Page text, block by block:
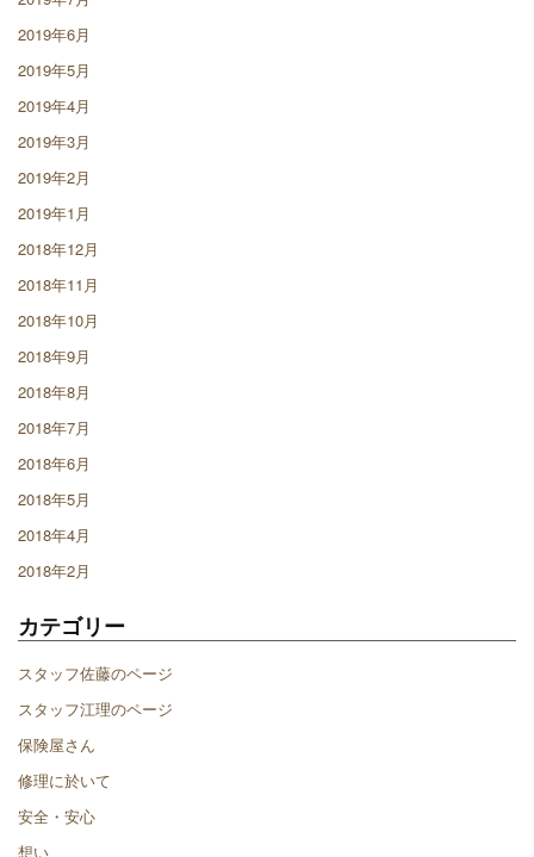
2019年6月
2019年5月
2019年4月
2019年3月
2019年2月
2019年1月
2018年12月
2018年11月
2018年10月
2018年9月
2018年8月
2018年7月
2018年6月
2018年5月
2018年4月
2018年2月
カテゴリー
スタッフ佐藤のページ
スタッフ江理のページ
保険屋さん
修理に於いて
安全・安心
想い